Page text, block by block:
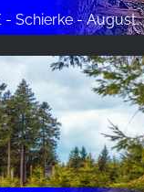
- Schierke - August
MEDIEN
zu können,
Medien Cookies